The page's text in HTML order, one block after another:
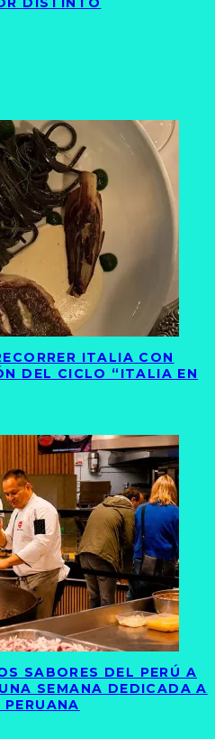
ITALIA CON
DEL CICLO “ITALIA EN
SABORES DEL PERÚ A
SEMANA DEDICADA A